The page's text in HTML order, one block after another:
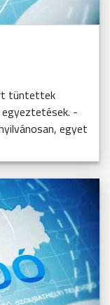
tüntettek
-
egyet